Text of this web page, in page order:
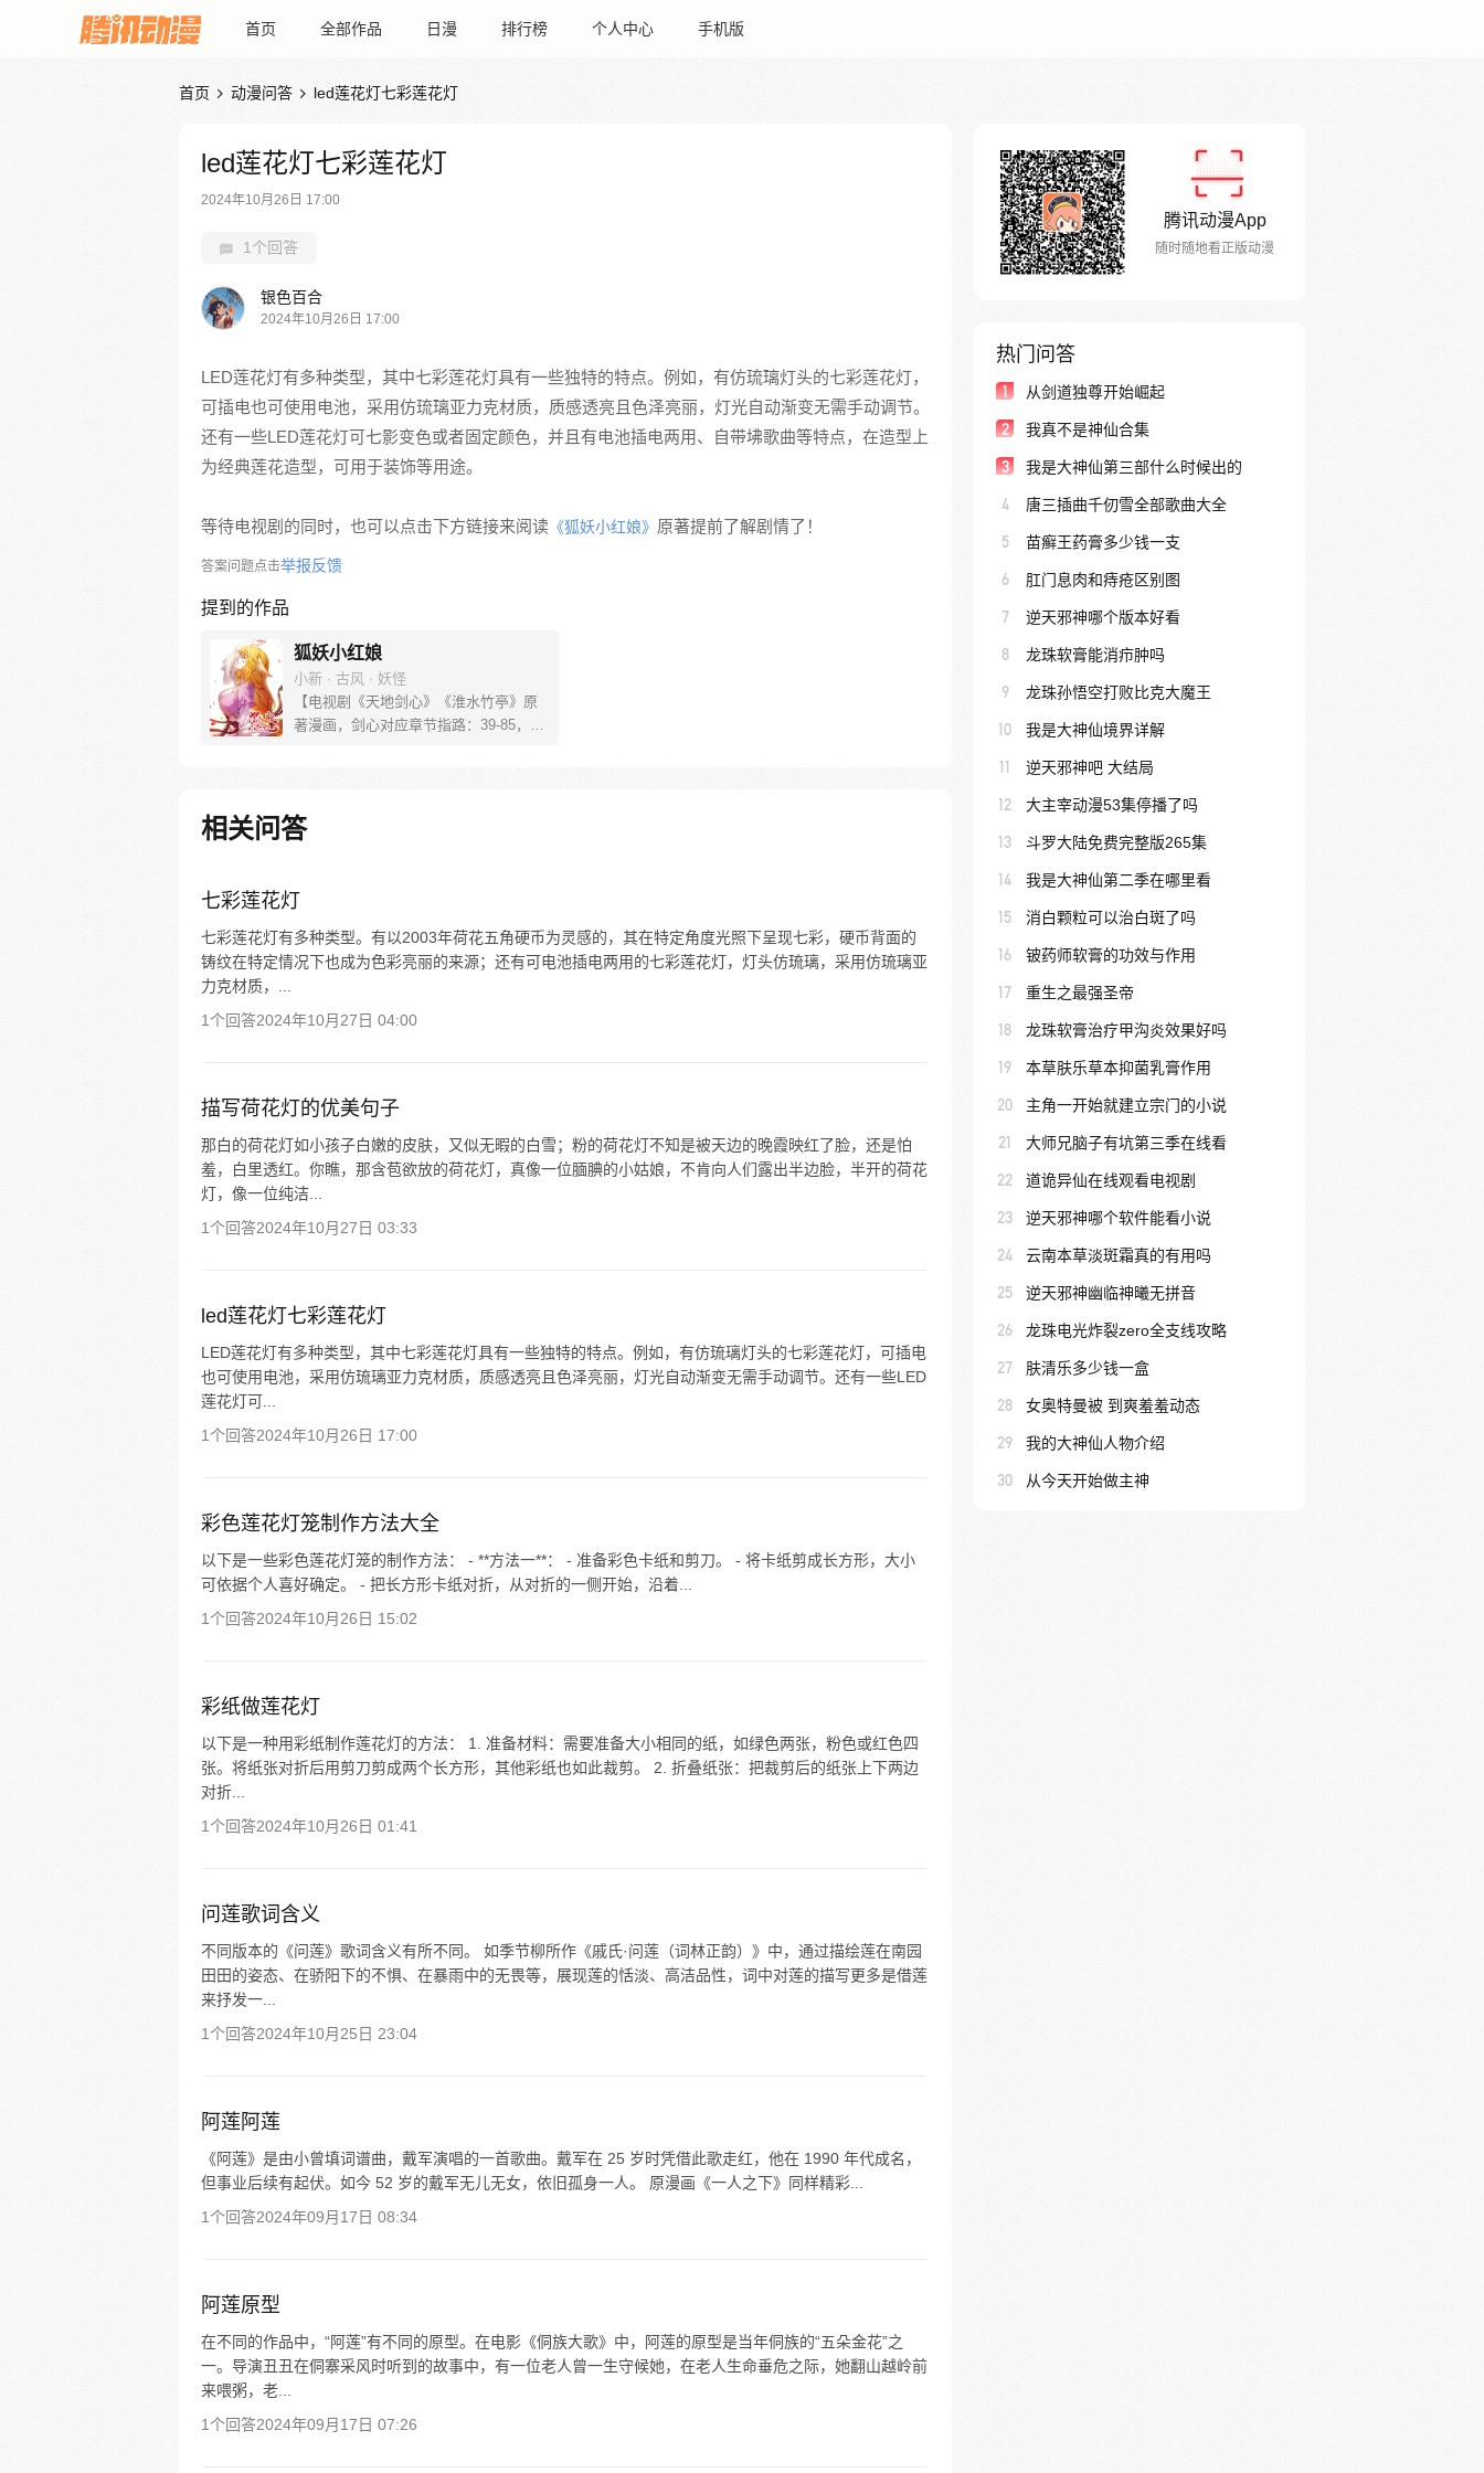
首页 全部作品 日漫 排行榜 个人中心 手机版
首页  动漫问答  led莲花灯七彩莲花灯
led莲花灯七彩莲花灯
2024年10月26日 17:00
1个回答
银色百合
2024年10月26日 17:00
LED莲花灯有多种类型，其中七彩莲花灯具有一些独特的特点。例如，有仿琉璃灯头的七彩莲花灯，
可插电也可使用电池，采用仿琉璃亚力克材质，质感透亮且色泽亮丽，灯光自动渐变无需手动调节。
还有一些LED莲花灯可七影变色或者固定颜色，并且有电池插电两用、自带坲歌曲等特点，在造型上
为经典莲花造型，可用于装饰等用途。
等待电视剧的同时，也可以点击下方链接来阅读 《狐妖小红娘》 原著提前了解剧情了！
答案问题点击举报反馈
提到的作品
狐妖小红娘
小新 · 古风 · 妖怪
【电视剧《天地剑心》《淮水竹亭》原
著漫画，剑心对应章节指路：39-85，淮
新。）
相关问答
七彩莲花灯
七彩莲花灯有多种类型。有以2003年荷花五角硬币为灵感的，其在特定角度光照下呈现七彩，硬币背面的
铸纹在特定情况下也成为色彩亮丽的来源；还有可电池插电两用的七彩莲花灯，灯头仿琉璃，采用仿琉璃亚
力克材质，...
1个回答2024年10月27日 04:00
描写荷花灯的优美句子
那白的荷花灯如小孩子白嫩的皮肤，又似无暇的白雪；粉的荷花灯不知是被天边的晚霞映红了脸，还是怕
羞，白里透红。你瞧，那含苞欲放的荷花灯，真像一位腼腆的小姑娘，不肯向人们露出半边脸，半开的荷花
灯，像一位纯洁...
1个回答2024年10月27日 03:33
led莲花灯七彩莲花灯
LED莲花灯有多种类型，其中七彩莲花灯具有一些独特的特点。例如，有仿琉璃灯头的七彩莲花灯，可插电
也可使用电池，采用仿琉璃亚力克材质，质感透亮且色泽亮丽，灯光自动渐变无需手动调节。还有一些LED
莲花灯可...
1个回答2024年10月26日 17:00
彩色莲花灯笼制作方法大全
以下是一些彩色莲花灯笼的制作方法： - **方法一**： - 准备彩色卡纸和剪刀。 - 将卡纸剪成长方形，大小
可依据个人喜好确定。 - 把长方形卡纸对折，从对折的一侧开始，沿着...
1个回答2024年10月26日 15:02
彩纸做莲花灯
以下是一种用彩纸制作莲花灯的方法： 1. 准备材料：需要准备大小相同的纸，如绿色两张，粉色或红色四
张。将纸张对折后用剪刀剪成两个长方形，其他彩纸也如此裁剪。 2. 折叠纸张：把裁剪后的纸张上下两边
对折...
1个回答2024年10月26日 01:41
问莲歌词含义
不同版本的《问莲》歌词含义有所不同。 如季节柳所作《戚氏·问莲（词林正韵）》中，通过描绘莲在南园
田田的姿态、在骄阳下的不惧、在暴雨中的无畏等，展现莲的恬淡、高洁品性，词中对莲的描写更多是借莲
来抒发一...
1个回答2024年10月25日 23:04
阿莲阿莲
《阿莲》是由小曾填词谱曲，戴军演唱的一首歌曲。戴军在 25 岁时凭借此歌走红，他在 1990 年代成名，
但事业后续有起伏。如今 52 岁的戴军无儿无女，依旧孤身一人。 原漫画《一人之下》同样精彩...
1个回答2024年09月17日 08:34
阿莲原型
在不同的作品中，“阿莲”有不同的原型。在电影《侗族大歌》中，阿莲的原型是当年侗族的“五朵金花”之
一。导演丑丑在侗寨采风时听到的故事中，有一位老人曾一生守候她，在老人生命垂危之际，她翻山越岭前
来喂粥，老...
1个回答2024年09月17日 07:26
腾讯动漫App
随时随地看正版动漫
热门问答
1 从剑道独尊开始崛起
2 我真不是神仙合集
3 我是大神仙第三部什么时候出的
4 唐三插曲千仞雪全部歌曲大全
5 苗癣王药膏多少钱一支
6 肛门息肉和痔疮区别图
7 逆天邪神哪个版本好看
8 龙珠软膏能消疖肿吗
9 龙珠孙悟空打败比克大魔王
10 我是大神仙境界详解
11 逆天邪神吧 大结局
12 大主宰动漫53集停播了吗
13 斗罗大陆免费完整版265集
14 我是大神仙第二季在哪里看
15 消白颗粒可以治白斑了吗
16 铍药师软膏的功效与作用
17 重生之最强圣帝
18 龙珠软膏治疗甲沟炎效果好吗
19 本草肤乐草本抑菌乳膏作用
20 主角一开始就建立宗门的小说
21 大师兄脑子有坑第三季在线看
22 道诡异仙在线观看电视剧
23 逆天邪神哪个软件能看小说
24 云南本草淡斑霜真的有用吗
25 逆天邪神幽临神曦无拼音
26 龙珠电光炸裂zero全支线攻略
27 肤清乐多少钱一盒
28 女奥特曼被 到爽羞羞动态
29 我的大神仙人物介绍
30 从今天开始做主神